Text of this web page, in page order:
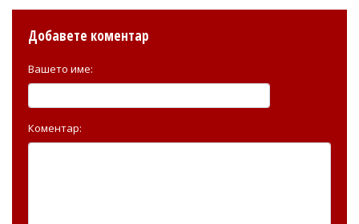
Добавете коментар
Вашето име:
Коментар: